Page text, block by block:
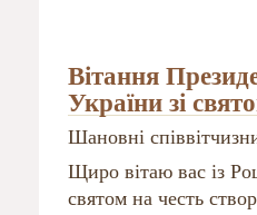
Вітання
України зі
Шановні
Щиро вітаю вас із
святом на честь